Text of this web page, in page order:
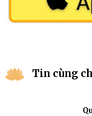
Tin cùng